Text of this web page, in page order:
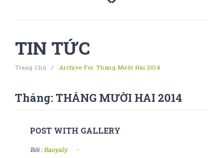
TIN TỨC
Trang Chủ / Archive For:Tháng Mười Hai 2014
Tháng:THÁNG MƯỜI HAI 2014
POST WITH GALLERY
Bởi :Baoyaly
-